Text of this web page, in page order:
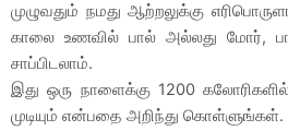
முழுவதும் நமது ஆற்றலுக்கு
காலை உணவில் பால் அல்லது மோர்,
சாப்பிடலாம்.
இது ஒரு நாளைக்கு 1200
முடியும் என்பதை அறிந்து